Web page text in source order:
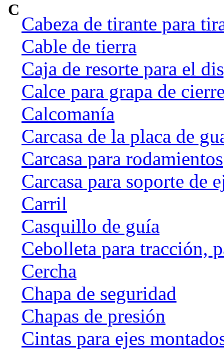
C
Cabeza de tirante para
Cable de tierra
Caja de resorte para el
Calce para grapa de
Calcomanía
Carcasa de la placa de
Carcasa para rodamientos
Carcasa para soporte de
Carril
Casquillo de guía
Cebolleta para tracción,
Cercha
Chapa de seguridad
Chapas de presión
Cintas para ejes